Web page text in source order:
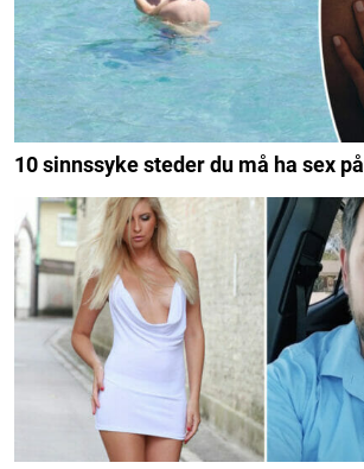
10 sinnssyke steder du må ha sex på